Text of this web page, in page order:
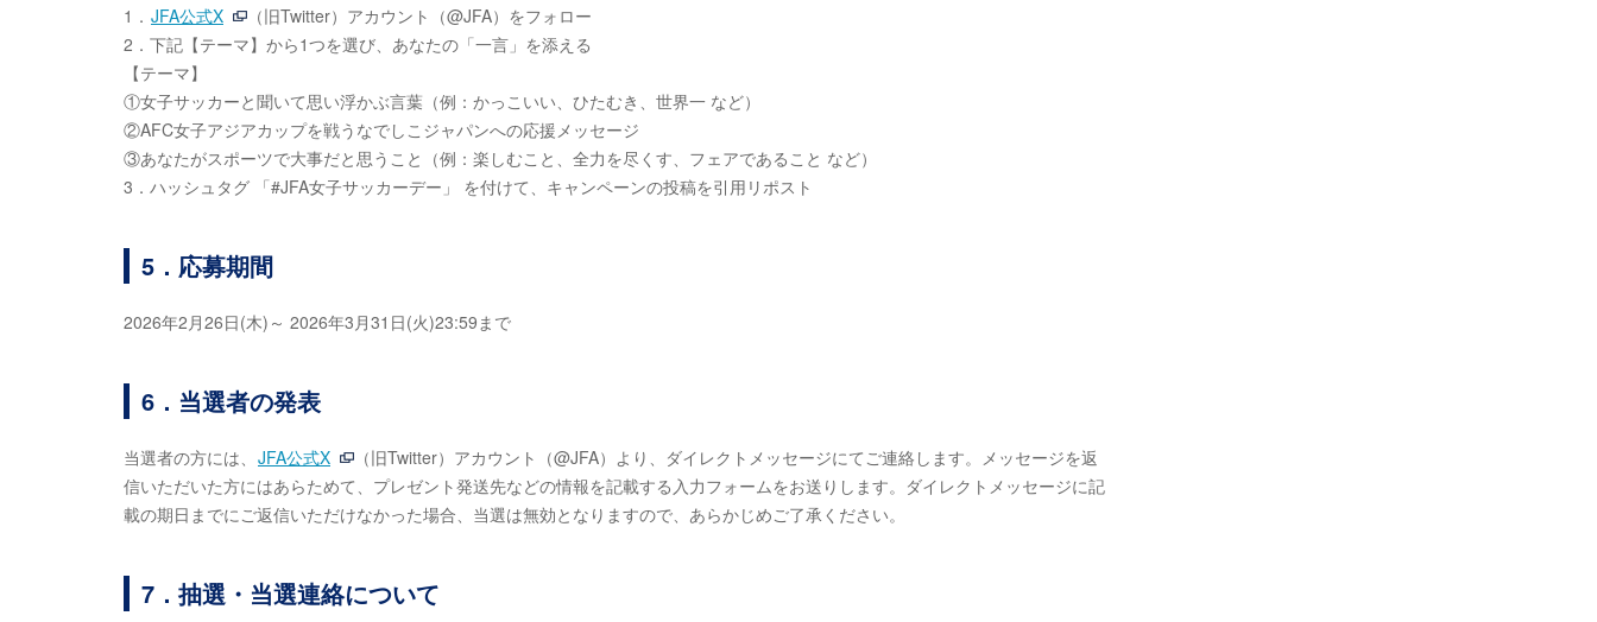
1． JFA公式X
（旧Twitter）アカウント（@JFA）をフォロー
2．下記【テーマ】から1つを選び、あなたの「一言」を添える
【テーマ】
①女子サッカーと聞いて思い浮かぶ言葉（例：かっこいい、ひたむき、世界一 など）
②AFC女子アジアカップを戦うなでしこジャパンへの応援メッセージ
③あなたがスポーツで大事だと思うこと（例：楽しむこと、全力を尽くす、フェアであること など）
3．ハッシュタグ 「#JFA女子サッカーデー」 を付けて、キャンペーンの投稿を引用リポスト
5．応募期間
2026年2月26日(木)～ 2026年3月31日(火)23:59まで
6．当選者の発表
当選者の方には、 JFA公式X
（旧Twitter）アカウント（@JFA）より、ダイレクトメッセージにてご連絡します。メッセージを返
信いただいた方にはあらためて、プレゼント発送先などの情報を記載する入力フォームをお送りします。ダイレクトメッセージに記
載の期日までにご返信いただけなかった場合、当選は無効となりますので、あらかじめご了承ください。
7．抽選・当選連絡について